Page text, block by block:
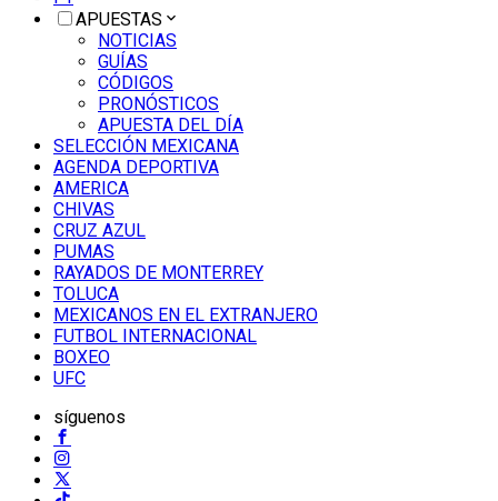
APUESTAS
NOTICIAS
GUÍAS
CÓDIGOS
PRONÓSTICOS
APUESTA DEL DÍA
SELECCIÓN MEXICANA
AGENDA DEPORTIVA
AMERICA
CHIVAS
CRUZ AZUL
PUMAS
RAYADOS DE MONTERREY
TOLUCA
MEXICANOS EN EL EXTRANJERO
FUTBOL INTERNACIONAL
BOXEO
UFC
síguenos